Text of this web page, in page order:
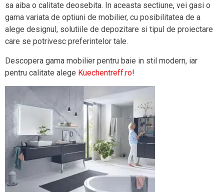
sa aiba o calitate deosebita. In aceasta sectiune, vei gasi o
gama variata de optiuni de mobilier, cu posibilitatea de a
alege designul, solutiile de depozitare si tipul de proiectare
care se potrivesc preferintelor tale.
Descopera gama mobilier pentru baie in stil modern, iar
pentru calitate alege Kuechentreff.ro!